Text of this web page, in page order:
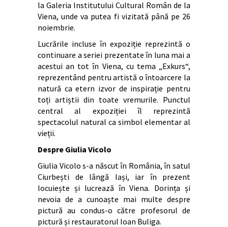
la Galeria Institutului Cultural Român de la
Viena, unde va putea fi vizitată până pe 26
noiembrie.
Lucrările incluse în expoziție reprezintă o
continuare a seriei prezentate în luna mai a
acestui an tot în Viena, cu tema „Exkurs“,
reprezentând pentru artistă o întoarcere la
natură ca etern izvor de inspirație pentru
toți artiștii din toate vremurile. Punctul
central al expoziției îl reprezintă
spectacolul natural ca simbol elementar al
vieții.
Despre Giulia Vicolo
Giulia Vicolo s-a născut în România, în satul
Ciurbești de lângă Iași, iar în prezent
locuiește și lucrează în Viena. Dorința și
nevoia de a cunoaște mai multe despre
pictură au condus-o către profesorul de
pictură și restauratorul Ioan Buliga.